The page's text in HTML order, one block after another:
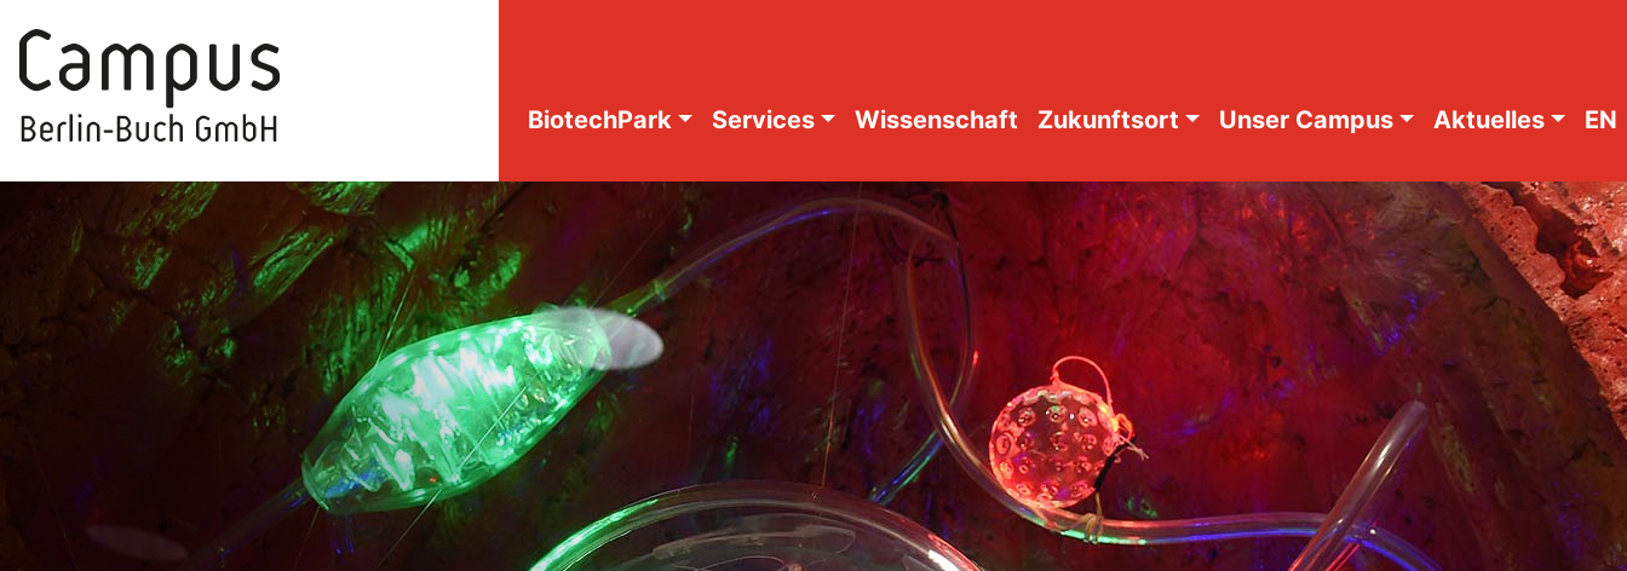
direkt zum Inhalt springen
BiotechPark Services Wissenschaft Zukunftsort Unser Campus Aktuelles EN